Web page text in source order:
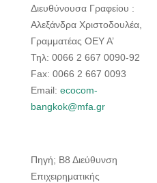
Διευθύνουσα Γραφείου :
Αλεξάνδρα Χριστοδουλέα,
Γραμματέας ΟΕΥ Α’
Τηλ: 0066 2 667 0090-92
Fax: 0066 2 667 0093
Email: ecocom-
bangkok@mfa.gr
Πηγή; Β8 Διεύθυνση
Επιχειρηματικής